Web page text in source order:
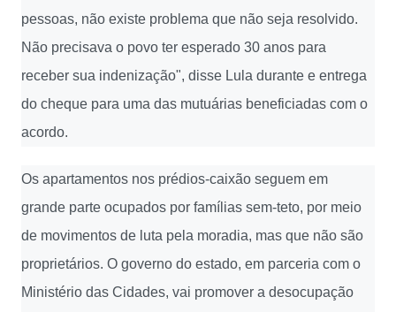
pessoas, não existe problema que não seja resolvido.
Não precisava o povo ter esperado 30 anos para
receber sua indenização", disse Lula durante e entrega
do cheque para uma das mutuárias beneficiadas com o
acordo.
Os apartamentos nos prédios-caixão seguem em
grande parte ocupados por famílias sem-teto, por meio
de movimentos de luta pela moradia, mas que não são
proprietários. O governo do estado, em parceria com o
Ministério das Cidades, vai promover a desocupação